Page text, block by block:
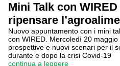
Mini Talk con
ripensare
Nuovo appuntamento con i mini
con WIRED. Mercoledì 20
prospettive e nuovi scenari per il
durante e dopo la crisi Covid-19
continua a leggere